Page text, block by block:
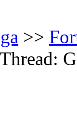
>>
Thread: